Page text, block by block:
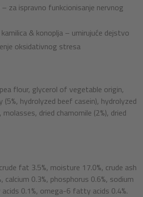
za ispravno funkcionisanje nervnog
& konoplja – umirujuće dejstvo
oksidativnog stresa
flour, glycerol of vegetable origin,
(5%, hydrolyzed beef casein), hydrolyzed
molasses, dried chamomile (2%), dried
fat 3.5%, moisture 17.0%, crude ash
calcium 0.3%, phosphorus 0.6%, sodium
0.1%, omega-6 fatty acids 0.4%.